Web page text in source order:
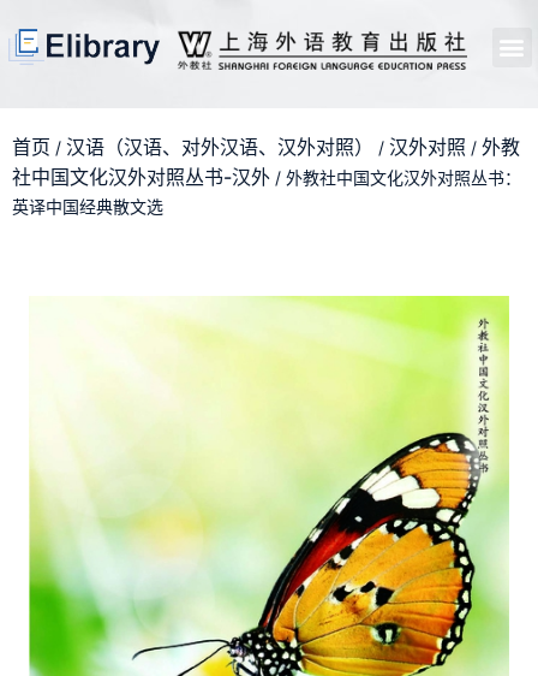
首页 / 汉语（汉语、对外汉语、汉外对照） / 汉外对照 / 外教
社中国文化汉外对照丛书-汉外 / 外教社中国文化汉外对照丛书：
英译中国经典散文选